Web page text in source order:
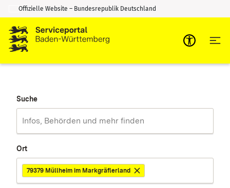
Zum Inhalt springen
Zur Suche springen
Offizielle Website – Bundesrepublik Deutschland
Suche
Ort
79379 Müllheim im Markgräflerland